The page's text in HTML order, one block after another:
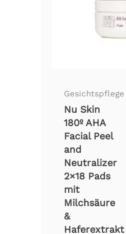
Gesichtspflege
Nu Skin
180º AHA
Facial Peel
and
Neutralizer
2×18 Pads
mit
Milchsäure
&
Haferextrakt